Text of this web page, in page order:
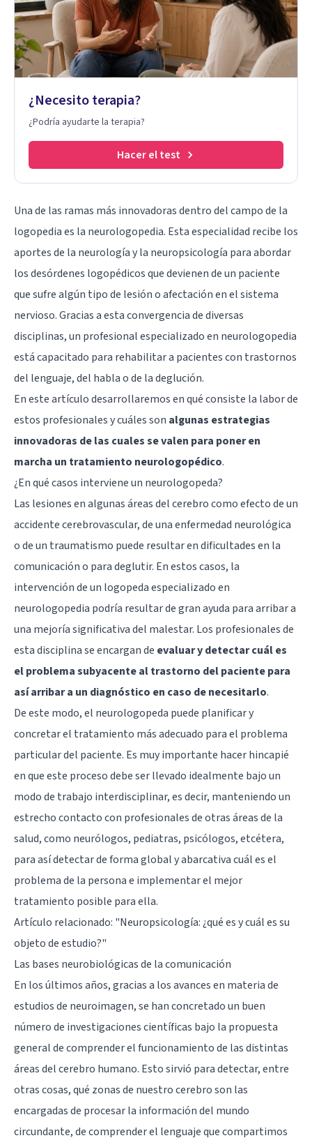
¿Necesito terapia?
¿Podría ayudarte la terapia?
Hacer el test
Una de las ramas más innovadoras dentro del campo de la
logopedia es la neurologopedia. Esta especialidad recibe los
aportes de la neurología y la neuropsicología para abordar
los desórdenes logopédicos que devienen de un paciente
que sufre algún tipo de lesión o afectación en el sistema
nervioso. Gracias a esta convergencia de diversas
disciplinas, un profesional especializado en neurologopedia
está capacitado para rehabilitar a pacientes con trastornos
del lenguaje, del habla o de la deglución.
En este artículo desarrollaremos en qué consiste la labor de
estos profesionales y cuáles son algunas estrategias
innovadoras de las cuales se valen para poner en
marcha un tratamiento neurologopédico.
¿En qué casos interviene un neurologopeda?
Las lesiones en algunas áreas del cerebro como efecto de un
accidente cerebrovascular, de una enfermedad neurológica
o de un traumatismo puede resultar en dificultades en la
comunicación o para deglutir. En estos casos, la
intervención de un logopeda especializado en
neurologopedia podría resultar de gran ayuda para arribar a
una mejoría significativa del malestar. Los profesionales de
esta disciplina se encargan de evaluar y detectar cuál es
el problema subyacente al trastorno del paciente para
así arribar a un diagnóstico en caso de necesitarlo.
De este modo, el neurologopeda puede planificar y
concretar el tratamiento más adecuado para el problema
particular del paciente. Es muy importante hacer hincapié
en que este proceso debe ser llevado idealmente bajo un
modo de trabajo interdisciplinar, es decir, manteniendo un
estrecho contacto con profesionales de otras áreas de la
salud, como neurólogos, pediatras, psicólogos, etcétera,
para así detectar de forma global y abarcativa cuál es el
problema de la persona e implementar el mejor
tratamiento posible para ella.
Artículo relacionado: "Neuropsicología: ¿qué es y cuál es su
objeto de estudio?"
Las bases neurobiológicas de la comunicación
En los últimos años, gracias a los avances en materia de
estudios de neuroimagen, se han concretado un buen
número de investigaciones científicas bajo la propuesta
general de comprender el funcionamiento de las distintas
áreas del cerebro humano. Esto sirvió para detectar, entre
otras cosas, qué zonas de nuestro cerebro son las
encargadas de procesar la información del mundo
circundante, de comprender el lenguaje que compartimos